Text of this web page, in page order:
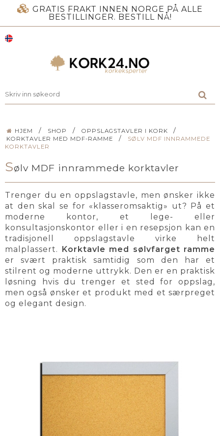
GRATIS FRAKT INNEN NORGE PÅ ALLE
BESTILLINGER. BESTILL NÅ!
HJEM / SHOP / OPPSLAGSTAVLER I KORK /
KORKTAVLER MED MDF-RAMME /
SØLV MDF INNRAMMEDE
KORKTAVLER
Sølv MDF innrammede korktavler
Trenger du en oppslagstavle, men ønsker ikke
at den skal se for «klasseromsaktig» ut? På et
moderne kontor, et lege- eller
konsultasjonskontor eller i en resepsjon kan en
tradisjonell oppslagstavle virke helt
malplassert.
Korktavle med sølvfarget ramme
er svært praktisk samtidig som den har et
stilrent og moderne uttrykk. Den er en praktisk
løsning hvis du trenger et sted for oppslag,
men også ønsker et produkt med et særpreget
og elegant design.